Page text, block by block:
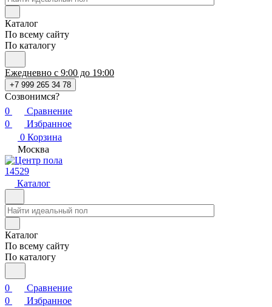
Каталог
По всему сайту
По каталогу
Ежедневно с 9:00 до 19:00
+7 999 265 34 78
Созвонимся?
0
Сравнение
0
Избранное
0 Корзина
Москва
14529
Каталог
Каталог
По всему сайту
По каталогу
0
Сравнение
0
Избранное